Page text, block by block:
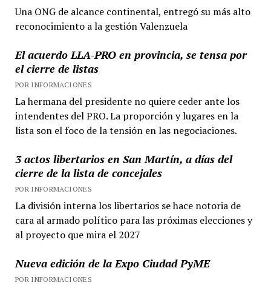
Una ONG de alcance continental, entregó su más alto
reconocimiento a la gestión Valenzuela
El acuerdo LLA-PRO en provincia, se tensa por
el cierre de listas
POR INFORMACIONES
La hermana del presidente no quiere ceder ante los
intendentes del PRO. La proporción y lugares en la
lista son el foco de la tensión en las negociaciones.
3 actos libertarios en San Martín, a días del
cierre de la lista de concejales
POR INFORMACIONES
La división interna los libertarios se hace notoria de
cara al armado político para las próximas elecciones y
al proyecto que mira el 2027
Nueva edición de la Expo Ciudad PyME
POR INFORMACIONES